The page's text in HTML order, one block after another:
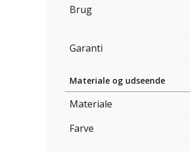
Brug
Garanti
Materiale og udseende
Materiale
Farve